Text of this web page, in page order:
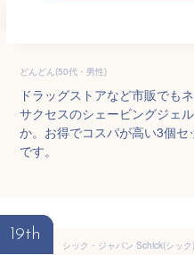
どんどん(50代・男性)
ドラッグストアなど市販でも
サクセスのシェービングジェ
か。お得でコスパが高い3個
です。
19th